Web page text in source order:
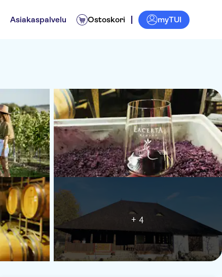
Asiakaspalvelu Ostoskori myTUI
+ 4